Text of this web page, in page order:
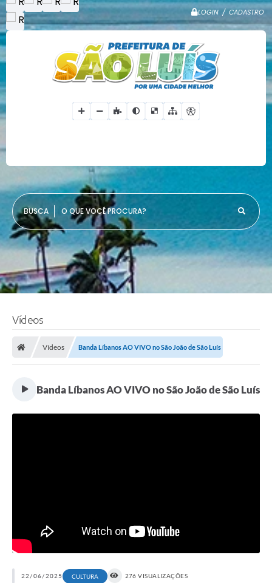
LOGIN / CADASTRO
O QUE VOCÊ PROCURA?
Vídeos
Vídeos Banda Líbanos AO VIVO no São João de São Luís
Banda Líbanos AO VIVO no São João de São Luís
22/06/2025 CULTURA 276 VISUALIZAÇÕES